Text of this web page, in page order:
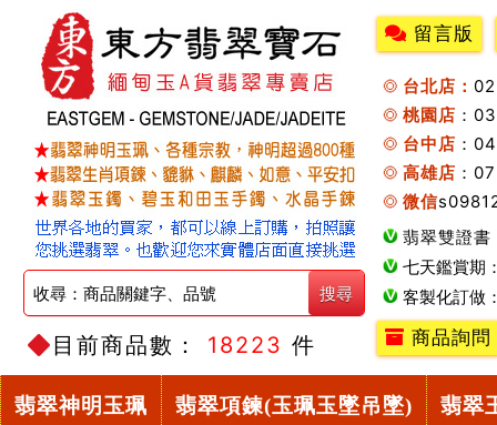
目前商品數： 18223 件
留言版
台北店：
桃園店 ：
台中店 ：
高雄店 ：
微信
翡翠雙證書
七天鑑賞期
客製化訂做
商品詢問
翡翠神明玉珮 翡翠項鍊(玉珮玉墜吊墜) 翡翠